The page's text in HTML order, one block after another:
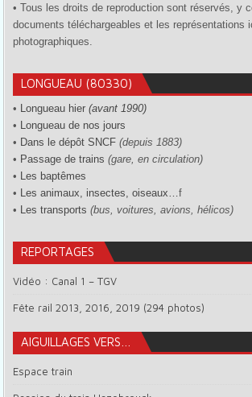
• Tous les droits de reproduction sont réservés, y
documents téléchargeables et les représentations
photographiques.
LONGUEAU (80330)
• Longueau hier (avant 1990)
• Longueau de nos jours
• Dans le dépôt SNCF (depuis 1883)
• Passage de trains (gare, en circulation)
• Les baptêmes
• Les animaux, insectes, oiseaux…f
• Les transports (bus, voitures, avions, hélicos)
REPORTAGES
Vidéo : Canal 1 – TGV
Fête rail 2013, 2016, 2019 (294 photos)
AIGUILLAGES VERS…
Espace train